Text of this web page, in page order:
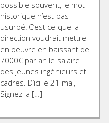
possible souvent, le mot
historique n’est pas
usurpé! C’est ce que la
direction voudrait mettre
en oeuvre en baissant de
7000€ par an le salaire
des jeunes ingénieurs et
cadres. D’ici le 21 mai,
Signez la […]